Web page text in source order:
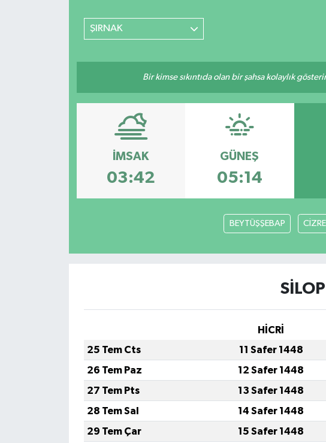
ŞIRNAK
Bir kimse sıkıntıda olan bir şahsa kolaylık
İMSAK
03:42
GÜNEŞ
05:14
BEYTÜŞŞEBAP CİZRE
HİCRİ
25 Tem Cts
11 Safer 1448
26 Tem Paz
12 Safer 1448
27 Tem Pts
13 Safer 1448
28 Tem Sal
14 Safer 1448
29 Tem Çar
15 Safer 1448